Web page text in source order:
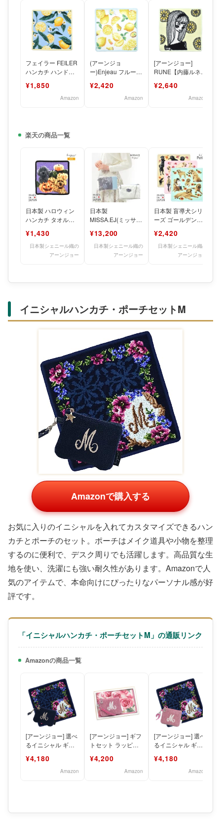
フェイラー FEILER
ハンカチ ハンドタ
ブス 25㎝ [並
¥1,850
Amazon
(アーンジョ
ー)Enjeau フルーツ
チ タオルハンカチ
¥2,420
Amazon
[アーンジョー]
RUNE【内藤ルネ
少女 日本製 シェニ
¥2,640
Amazon
楽天の商品一覧
日本製 ハロウィン
ハンカチ タオルハ
織【ハロウィンプー
ドル】
¥1,430
日本製シェニール織の
アーンジョー
日本製
MISSA.EJ(ミッサイ
ダー ブルー 肩掛け
ショ
¥13,200
日本製シェニール織の
アーンジョー
日本製 盲導犬シリ
ーズ ゴールデンレ
ールレトリバー ブ
ラックラ
¥2,420
日本製シェニール織の
アーンジョー
イニシャルハンカチ・ポーチセットM
Amazonで購入する
お気に入りのイニシャルを入れてカスタマイズできるハン
カチとポーチのセット。ポーチはメイク道具や小物を整理
するのに便利で、デスク周りでも活躍します。高品質な生
地を使い、洗濯にも強い耐久性があります。Amazonで人
気のアイテムで、本命向けにぴったりなパーソナル感が好
評です。
「イニシャルハンカチ・ポーチセットM」の通販リンク
Amazonの商品一覧
[アーンジョー] 選べ
るイニシャル ギフ
日本製 シェニール
¥4,180
Amazon
[アーンジョー] ギフ
トセット ラッピン
ャル ストラップポ
¥4,200
Amazon
[アーンジョー] 選べ
るイニシャル ギフ
ェニール織 ハンカ
¥4,180
Amazon